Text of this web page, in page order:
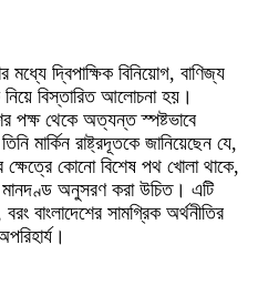
দ্বিপাক্ষিক বিনিয়োগ, বাণিজ্য
বিস্তারিত আলোচনা হয়।
পক্ষ থেকে অত্যন্ত স্পষ্টভাবে
মার্কিন রাষ্ট্রদূতকে জানিয়েছেন যে,
ক্ষেত্রে কোনো বিশেষ পথ খোলা থাকে,
মানদণ্ড অনুসরণ করা উচিত। এটি
বাংলাদেশের সামগ্রিক অর্থনীতির